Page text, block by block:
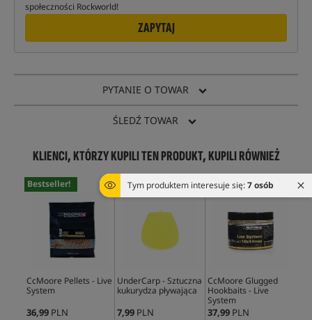
Tym produktem interesuje się:7 osób
społeczności Rockworld!
ZAPYTAJ
PYTANIE O TOWAR
ŚLEDŹ TOWAR
KLIENCI, KTÓRZY KUPILI TEN PRODUKT, KUPILI RÓWNIEŻ
Bestseller!
CcMoore Pellets - Live
System
36,99 PLN
Bestseller!
UnderCarp - Sztuczna
kukurydza pływająca
7,99 PLN
CcMoore Glugged
Hookbaits - Live
System
37,99 PLN